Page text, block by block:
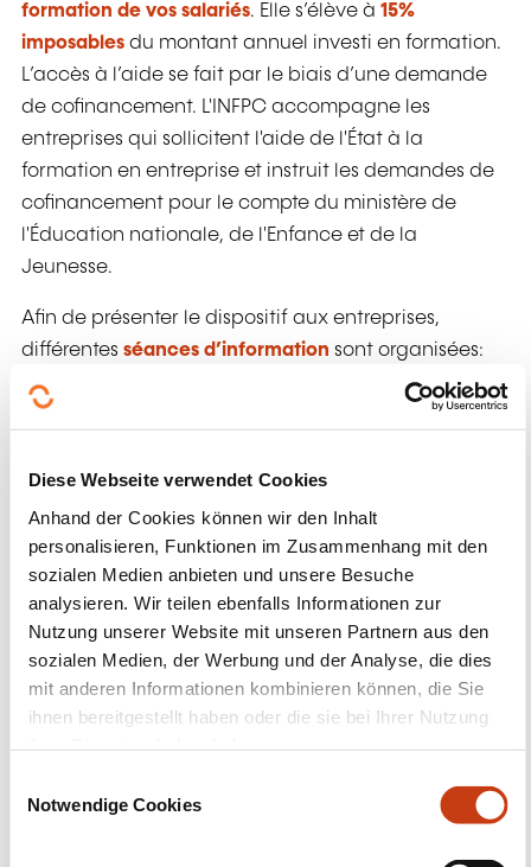
Diese Webseite verwendet Cookies
Anhand der Cookies können wir den Inhalt
personalisieren, Funktionen im Zusammenhang mit den
sozialen Medien anbieten und unsere Besuche
analysieren. Wir teilen ebenfalls Informationen zur
Nutzung unserer Website mit unseren Partnern aus den
sozialen Medien, der Werbung und der Analyse, die dies
mit anderen Informationen kombinieren können, die Sie
ihnen bereitgestellt haben oder die sie bei Ihrer Nutzung
Notwendige Cookies
formation de vos salariés. Elle s’élève à 15%
imposables du montant annuel investi en formation.
L’accès à l’aide se fait par le biais d’une demande
de cofinancement. L'INFPC accompagne les
entreprises qui sollicitent l'aide de l'État à la
formation en entreprise et instruit les demandes de
cofinancement pour le compte du ministère de
l'Éducation nationale, de l'Enfance et de la
Jeunesse.
Afin de présenter le dispositif aux entreprises,
différentes séances d’information sont organisées:
27.03.2025 en luxembourgeois, 09h30 -
10h30
À la Chambre des Métiers
31.03.2025 en français, 09h30 - 10h30
03.04.2025 en luxembourgeois, 09h30 -
Les séances d'information sont organisées par
l'INFPC en partenariat avec le ministère de
Jeunesse et les chambres professionnelles.